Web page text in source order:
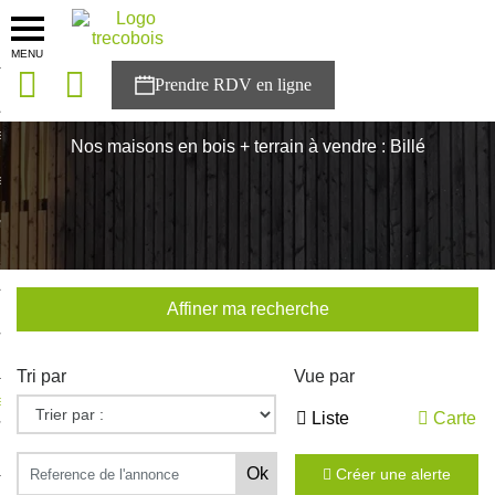
MENU
solutions
Trecobois
à NESTOR
Nos maisons en bois + terrain à vendre : Billé
Affiner ma recherche
Tri par Vue par
Liste Carte
Créer une alerte